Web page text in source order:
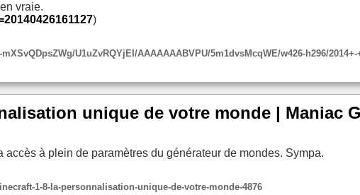
vraie.
)
U1uZvRQYjEI/AAAAAAABVPU/5m1dvsMcqWE/w426-h296/2014+-
unique de votre monde | Maniac
à plein de paramètres du générateur de mondes. Sympa.
1-8-la-personnalisation-unique-de-votre-monde-4876